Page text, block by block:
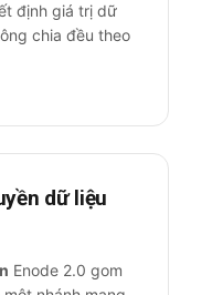
định giá trị dữ
chia đều theo
dữ liệu
Enode 2.0 gom